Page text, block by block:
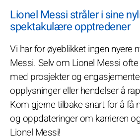
Lionel Messi stråler i sine
spektakulære opptredener
Vi har for øyeblikket ingen nyere
Messi. Selv om Lionel Messi
med prosjekter og
opplysninger eller hendelser å
Kom gjerne tilbake snart for å få
og oppdateringer om karrieren
Lionel Messi!